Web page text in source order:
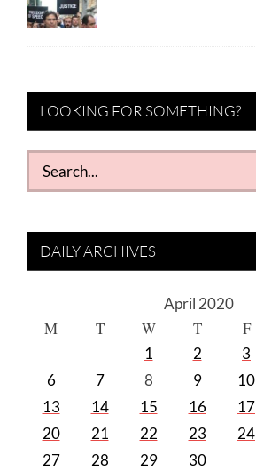
LOOKING FOR SOMETHING?
Search
for:
DAILY ARCHIVES
April 2020
M T W T F
1 2 3
6
7 8 9 10
13
14 15 16 17
20
21 22 23 24
27
28 29 30